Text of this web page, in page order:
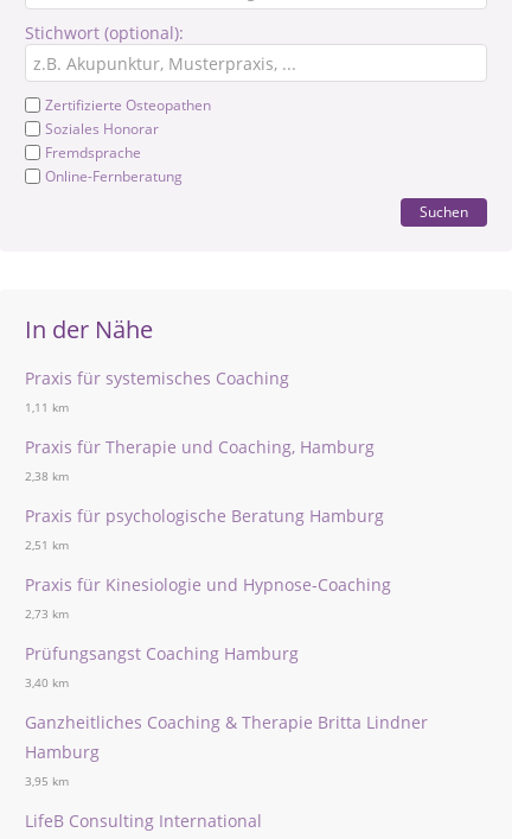
Stichwort (optional):
Zertifizierte Osteopathen
Soziales Honorar
Fremdsprache
Online-Fernberatung
Suchen
In der Nähe
Praxis für systemisches Coaching
1,11 km
Praxis für Therapie und Coaching, Hamburg
2,38 km
Praxis für psychologische Beratung Hamburg
2,51 km
Praxis für Kinesiologie und Hypnose-Coaching
2,73 km
Prüfungsangst Coaching Hamburg
3,40 km
Ganzheitliches Coaching & Therapie Britta Lindner
Hamburg
3,95 km
LifeB Consulting International